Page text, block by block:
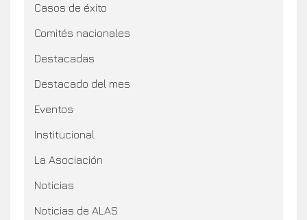
Casos de éxito
Comités nacionales
Destacadas
Destacado del mes
Eventos
Institucional
La Asociación
Noticias
Noticias de ALAS